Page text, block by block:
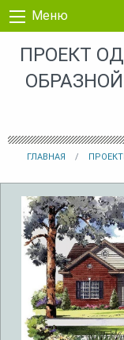
Перейти к контенту
Меню
ПРОЕКТ
ГЛАВНАЯ